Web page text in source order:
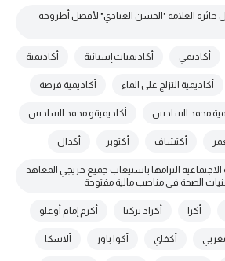
جائزة العلامة "الحسن العبادي" لأفضل أطروحة
أكاديمي أكاديميات إسبانية أكاديمية
أكاديمية التزلج على الماء أكاديمية فرصة
محمد السادس أكاديميةو محمد السادس
أكتشاف أكتوبر أكدال
الاجتماعية التزامها باستيعاب جميع خريجي المعاهد
الصحة في مناصب مالية مفتوحة
أكرا أكراد تركيا أكرم إمام أوغلو
أكفاي أكوا باور ألاسكا